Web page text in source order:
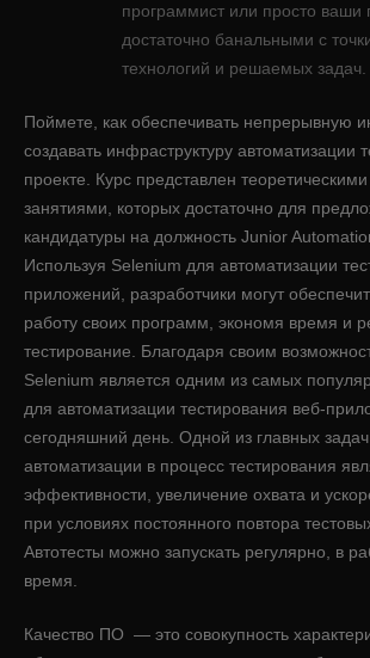
программист или просто ваши
достаточно банальными с
технологий и решаемых задач.
Поймете, как обеспечивать непрерывную
создавать инфраструктуру автоматизации
проекте. Курс представлен
занятиями, которых достаточно для
кандидатуры на должность Junior
Используя Selenium для автоматизации
приложений, разработчики могут
работу своих программ, экономя время и
тестирование. Благодаря своим
Selenium является одним из самых
для автоматизации тестирования веб-
сегодняшний день. Одной из главных
автоматизации в процесс тестирования
эффективности, увеличение охвата и
при условиях постоянного повтора
Автотесты можно запускать регулярно, в
время.
Качество ПО — это совокупность